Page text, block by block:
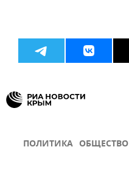
ПОЛИТИКА ОБЩЕСТВО